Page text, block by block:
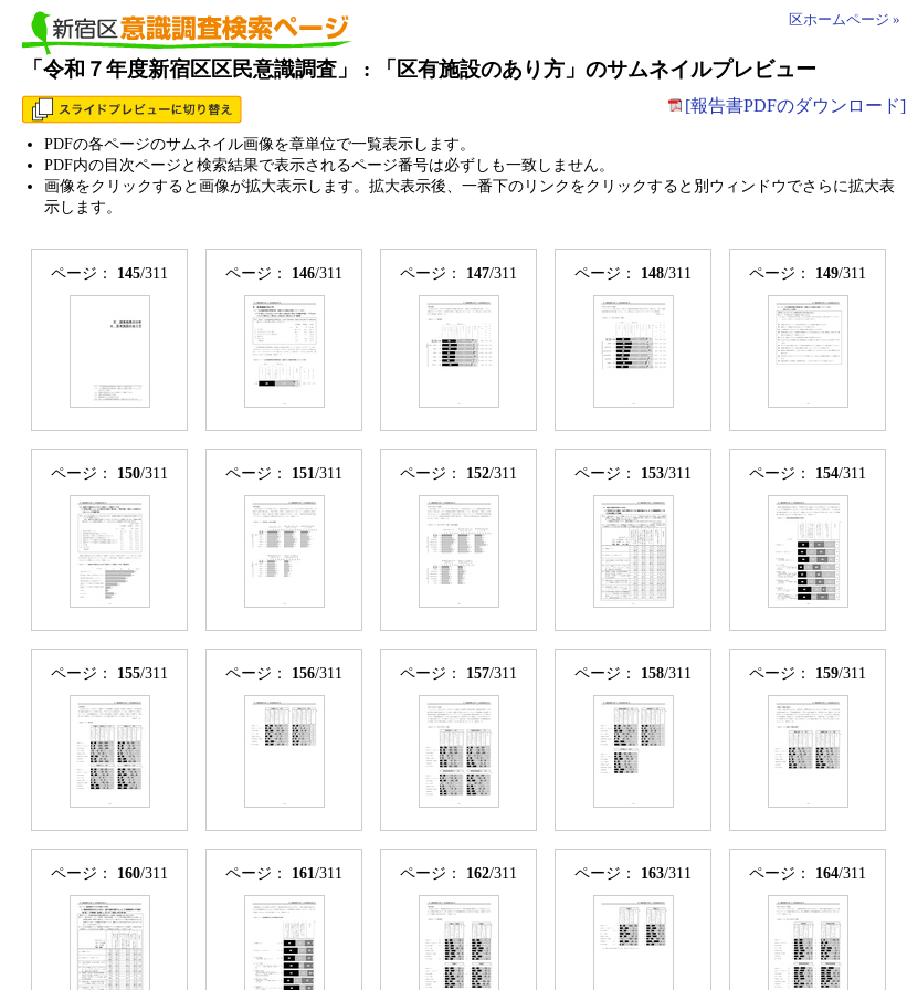
区ホームページ »
「令和７年度新宿区区民意識調査」 : 「区有施設のあり方」のサムネイルプレビュー
[報告書PDFのダウンロード]
PDFの各ページのサムネイル画像を章単位で一覧表示します。
PDF内の目次ページと検索結果で表示されるページ番号は必ずしも一致しません。
画像をクリックすると画像が拡大表示します。拡大表示後、一番下のリンクをクリックすると別ウィンドウでさらに拡大表
示します。
ページ： 145/311 ページ： 146/311 ページ： 147/311 ページ： 148/311 ページ： 149/311
ページ： 150/311 ページ： 151/311 ページ： 152/311 ページ： 153/311 ページ： 154/311
ページ： 155/311 ページ： 156/311 ページ： 157/311 ページ： 158/311 ページ： 159/311
ページ： 160/311 ページ： 161/311 ページ： 162/311 ページ： 163/311 ページ： 164/311